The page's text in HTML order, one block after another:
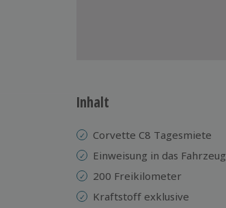
Inhalt
Corvette C8 Tagesmiete
Einweisung in das Fahrzeug
200 Freikilometer
Kraftstoff exklusive